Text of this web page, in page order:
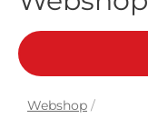
Webshop /